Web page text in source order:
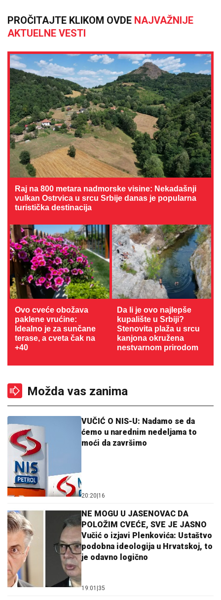
PROČITAJTE KLIKOM OVDE NAJVAŽNIJE
AKTUELNE VESTI
Raj na 800 metara nadmorske visine: Nekadašnji
vulkan Ostrvica u srcu Srbije danas je popularna
turistička destinacija
Ovo cveće obožava
paklene vrućine:
Idealno je za sunčane
terase, a cveta čak na
+40
Da li je ovo najlepše
kupalište u Srbiji?
Stenovita plaža u srcu
kanjona okružena
nestvarnom prirodom
Možda vas zanima
VUČIĆ O NIS-U: Nadamo se da
ćemo u narednim nedeljama to
moći da završimo
20:20|16
NE MOGU U JASENOVAC DA
POLOŽIM CVEĆE, SVE JE JASNO
Vučić o izjavi Plenkovića: Ustaštvo
podobna ideologija u Hrvatskoj, to
je odavno logično
19:01 |35